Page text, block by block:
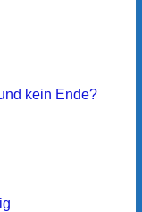
kein Ende?